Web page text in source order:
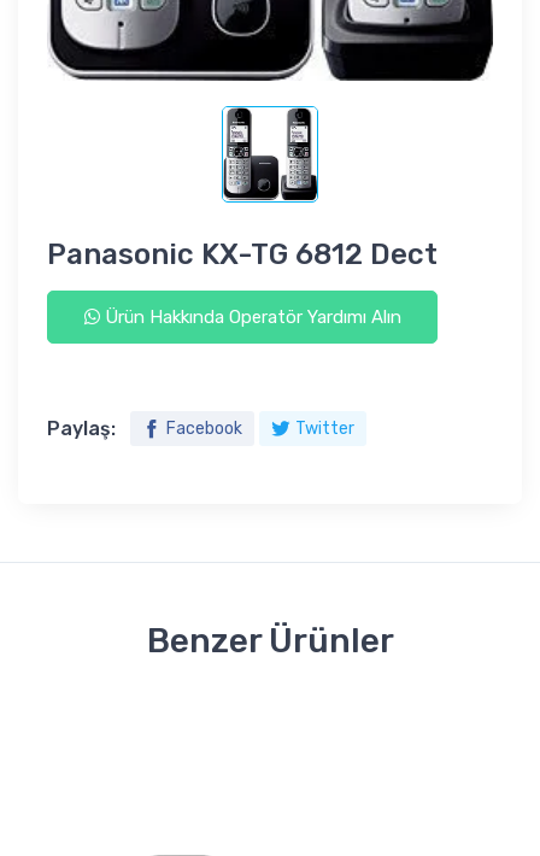
Panasonic KX-TG 6812 Dect
Ürün Hakkında Operatör Yardımı Alın
Paylaş: Facebook Twitter
Benzer Ürünler